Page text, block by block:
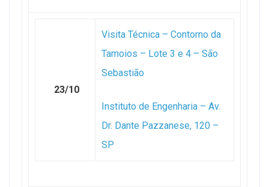
23/10
Visita Técnica – Contorno da
Tamoios – Lote 3 e 4 – São
Sebastião
Instituto de Engenharia – Av.
Dr. Dante Pazzanese, 120 –
SP